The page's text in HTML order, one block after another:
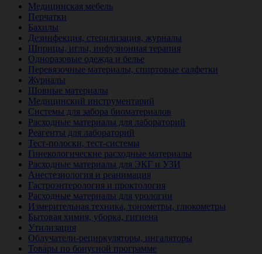
Медицинская мебель
Перчатки
Бахилы
Дезинфекция, стерилизация, журналы
Шприцы, иглы, инфузионная терапия
Одноразовые одежда и белье
Перевязочные материалы, спиртовые салфетки
Журналы
Шовные материалы
Медицинский инструментарий
Системы для забора биоматериалов
Расходные материалы для лабораторий
Реагенты для лабораторий
Тест-полоски, тест-системы
Гинекологические расходные материалы
Расходные материалы для ЭКГ и УЗИ
Анестезиология и реанимация
Гастроэнтерология и проктология
Расходные материалы для урологии
Измерительная техника, тонометры, глюкометры
Бытовая химия, уборка, гигиена
Утилизация
Облучатели-рециркуляторы, ингаляторы
Товары по бонусной программе